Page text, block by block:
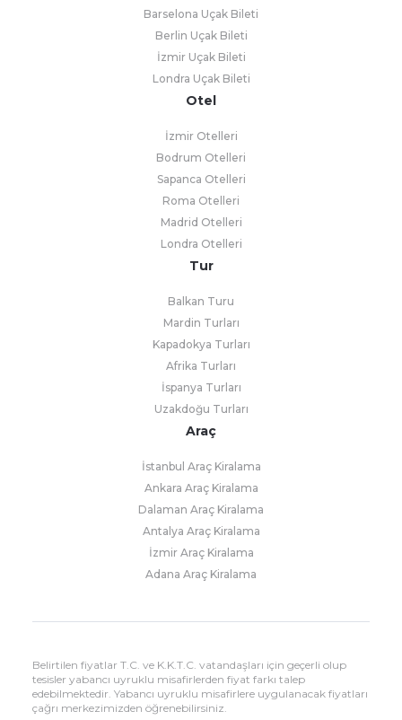
Barselona Uçak Bileti
Berlin Uçak Bileti
İzmir Uçak Bileti
Londra Uçak Bileti
Otel
İzmir Otelleri
Bodrum Otelleri
Sapanca Otelleri
Roma Otelleri
Madrid Otelleri
Londra Otelleri
Tur
Balkan Turu
Mardin Turları
Kapadokya Turları
Afrika Turları
İspanya Turları
Uzakdoğu Turları
Araç
İstanbul Araç Kiralama
Ankara Araç Kiralama
Dalaman Araç Kiralama
Antalya Araç Kiralama
İzmir Araç Kiralama
Adana Araç Kiralama
Belirtilen fiyatlar T.C. ve K.K.T.C. vatandaşları için geçerli olup
tesisler yabancı uyruklu misafirlerden fiyat farkı talep
edebilmektedir. Yabancı uyruklu misafirlere uygulanacak fiyatları
çağrı merkezimizden öğrenebilirsiniz.